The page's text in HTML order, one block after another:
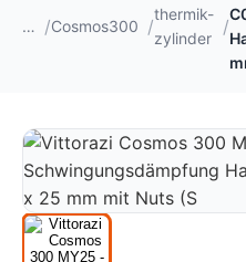
… Cosmos300
thermik-
zylinder